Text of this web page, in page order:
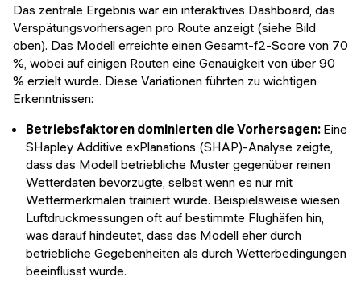
Das zentrale Ergebnis war ein interaktives Dashboard, das
Verspätungsvorhersagen pro Route anzeigt (siehe Bild
oben). Das Modell erreichte einen Gesamt-f2-Score von 70
%, wobei auf einigen Routen eine Genauigkeit von über 90
% erzielt wurde. Diese Variationen führten zu wichtigen
Erkenntnissen:
Betriebsfaktoren dominierten die Vorhersagen: Eine
SHapley Additive exPlanations (SHAP)-Analyse zeigte,
dass das Modell betriebliche Muster gegenüber reinen
Wetterdaten bevorzugte, selbst wenn es nur mit
Wettermerkmalen trainiert wurde. Beispielsweise wiesen
Luftdruckmessungen oft auf bestimmte Flughäfen hin,
was darauf hindeutet, dass das Modell eher durch
betriebliche Gegebenheiten als durch Wetterbedingungen
beeinflusst wurde.